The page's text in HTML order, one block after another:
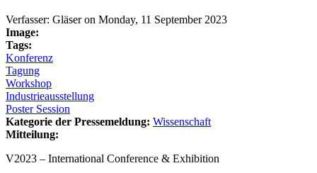
Verfasser: Gläseron Monday, 11 September 2023
Image:
Tags:
Konferenz
Tagung
Workshop
Industrieausstellung
Poster Session
Kategorie der Pressemeldung: Wissenschaft
Mitteilung:
V2023 – International Conference & Exhibition